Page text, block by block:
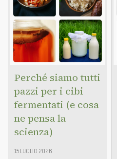
Perché siamo tutti
pazzi per i cibi
fermentati (e cosa
ne pensa la
scienza)
15 LUGLIO 2026